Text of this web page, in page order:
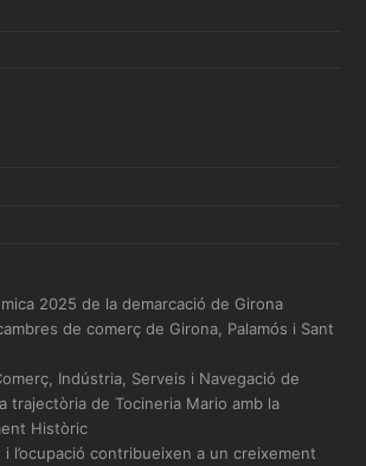
2025 de la demarcació de Girona
de comerç de Girona, Palamós i Sant
Indústria, Serveis i Navegació de
trajectòria de Tocineria Mario amb la
Històric
l’ocupació contribueixen a un creixement